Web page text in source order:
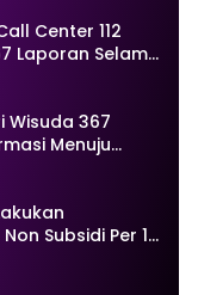
Center 112
Laporan Selama
Wisuda 367
Menuju
Subsidi Per 1